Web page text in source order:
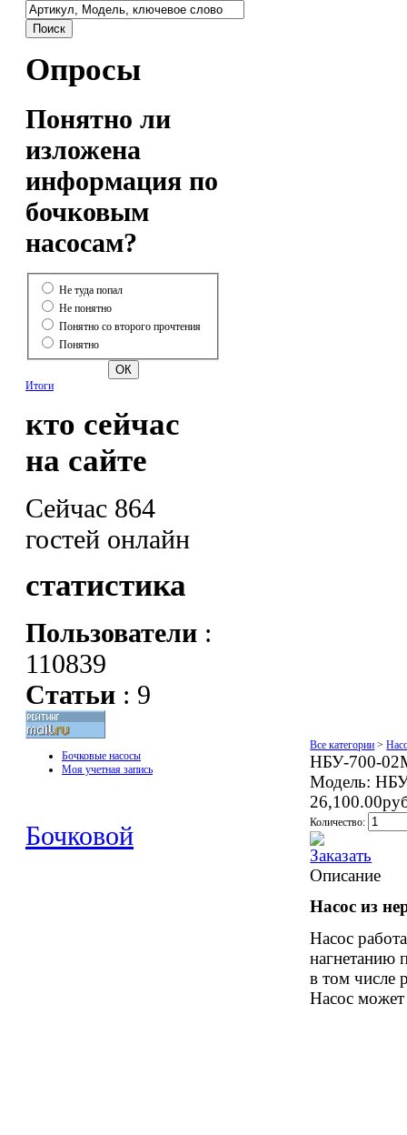
Опросы
Понятно ли
изложена
информация по
бочковым
насосам?
Не туда попал
Не понятно
Понятно со второго прочтения
Понятно
Итоги
кто сейчас
на сайте
Сейчас 864
гостей онлайн
статистика
Пользователи :
110839
Статьи : 9
Все категории >
НБУ-700-
Модель:
Количество:
Описание
Насос из
Насос
нагнетанию
в том числе
Насос
Бочковые насосы
Моя учетная запись
Бочковой